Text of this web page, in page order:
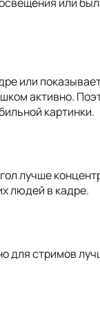
или
активно.
картинки.
лучше
людей в кадре.
для стримов